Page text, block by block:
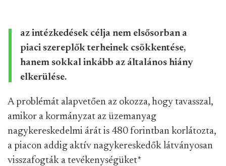
az intézkedések célja nem elsősorban a
piaci szereplők terheinek csökkentése,
hanem sokkal inkább az általános hiány
elkerülése.
A problémát alapvetően az okozza, hogy tavasszal,
amikor a kormányzat az üzemanyag
nagykereskedelmi árát is 480 forintban korlátozta,
a piacon addig aktív nagykereskedők látványosan
visszafogták a tevékenységüket*